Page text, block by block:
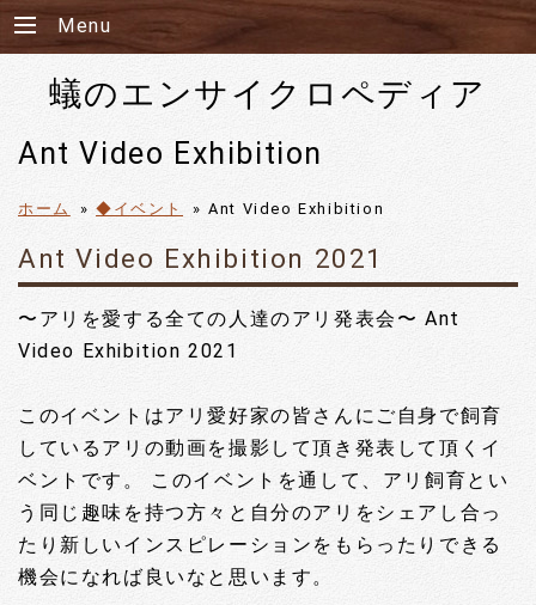
Menu
蟻のエンサイクロペディア
Ant Video Exhibition
ホーム » ◆イベント » Ant Video Exhibition
Ant Video Exhibition 2021
〜アリを愛する全ての人達のアリ発表会〜 Ant
Video Exhibition 2021
このイベントはアリ愛好家の皆さんにご自身で飼育
しているアリの動画を撮影して頂き発表して頂くイ
ベントです。 このイベントを通して、アリ飼育とい
う同じ趣味を持つ方々と自分のアリをシェアし合っ
たり新しいインスピレーションをもらったりできる
機会になれば良いなと思います。